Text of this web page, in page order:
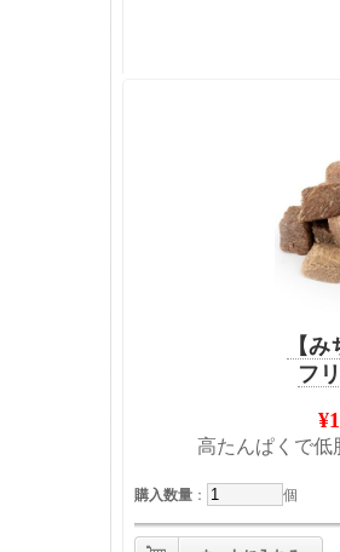
【
フ
高たんぱくで低
購入数量 ： 個